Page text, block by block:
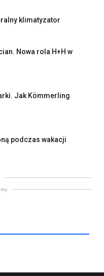
klimatyzator
Nowa rola H+H w
Jak Kömmerling
podczas wakacji